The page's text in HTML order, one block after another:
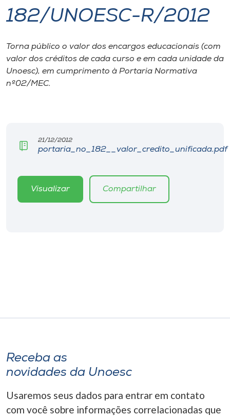
I.nova
Diplomados
Cultura
Biblioteca
Editora
Rádio
A-
182/UNOESC-R/2012
Torna público o valor dos encargos educacionais (com
valor dos créditos de cada curso e em cada unidade da
Unoesc), em cumprimento à Portaria Normativa
nº02/MEC.
21/12/2012
portaria_no_182__valor_credito_unificada.pdf
Visualizar Compartilhar
Receba as
novidades da Unoesc
Usaremos seus dados para entrar em contato
com você sobre informações correlacionadas que